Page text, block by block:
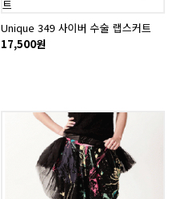
Unique 349 사이버 수술 랩스커트
17,500원